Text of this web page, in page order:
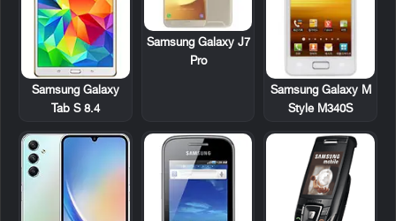
Samsung Galaxy M
Style M340S
Samsung Galaxy J7
Pro
Samsung Galaxy
Tab S 8.4